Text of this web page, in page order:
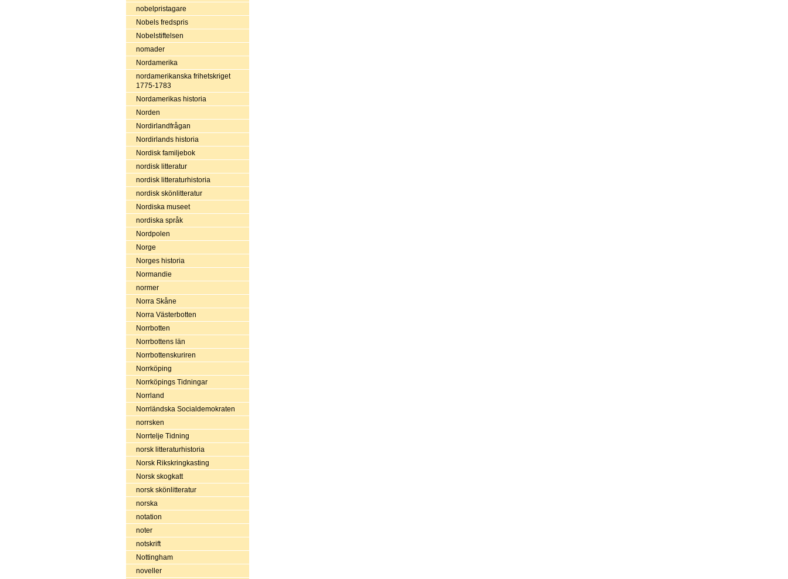
nobelpristagare
Nobels fredspris
Nobelstiftelsen
nomader
Nordamerika
nordamerikanska frihetskriget
1775-1783
Nordamerikas historia
Norden
Nordirlandfrågan
Nordirlands historia
Nordisk familjebok
nordisk litteratur
nordisk litteraturhistoria
nordisk skönlitteratur
Nordiska museet
nordiska språk
Nordpolen
Norge
Norges historia
Normandie
normer
Norra Skåne
Norra Västerbotten
Norrbotten
Norrbottens län
Norrbottenskuriren
Norrköping
Norrköpings Tidningar
Norrland
Norrländska Socialdemokraten
norrsken
Norrtelje Tidning
norsk litteraturhistoria
Norsk Rikskringkasting
Norsk skogkatt
norsk skönlitteratur
norska
notation
noter
notskrift
Nottingham
noveller